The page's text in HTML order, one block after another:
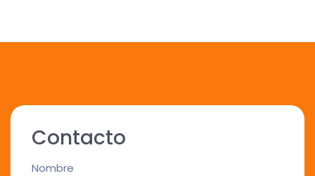
Contacto
Nombre